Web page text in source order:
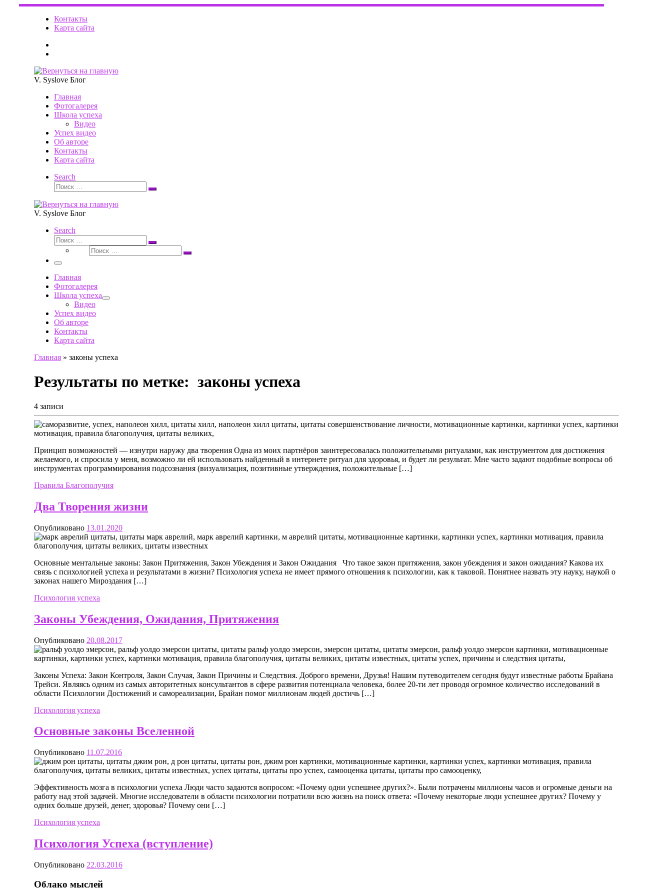
Перейти
содержимому
Контакты
Карта сайта
V. Syslove Блог
Главная
Фотогалерея
Школа успеха
Видео
Успех видео
Об авторе
Контакты
Карта сайта
Search
Поиск
Поиск
V. Syslove Блог
Search
Поиск
Поиск
Поиск
Поиск
Меню
Главная
Фотогалерея
Школа успеха
Видео
Успех видео
Об авторе
Контакты
Карта сайта
Главная » законы успеха
Результаты по метке: законы успеха
4 записи
Принцип возможностей — изнутри наружу два творения Одна из моих партнёров заинтересовалась положительными ритуалами, как инструментом для достижения
желаемого, и спросила у меня, возможно ли ей использовать найденный в интернете ритуал для здоровья, и будет ли результат. Мне часто задают подобные вопросы об
инструментах программирования подсознания (визуализация, позитивные утверждения, положительные […]
Правила Благополучия
Два Творения жизни
Опубликовано 13.01.2020
Основные ментальные законы: Закон Притяжения, Закон Убеждения и Закон Ожидания Что такое закон притяжения, закон убеждения и закон ожидания? Какова их
связь с психологией успеха и результатами в жизни? Психология успеха не имеет прямого отношения к психологии, как к таковой. Понятнее назвать эту науку, наукой о
законах нашего Мироздания […]
Психология успеха
Законы Убеждения, Ожидания, Притяжения
Опубликовано 20.08.2017
Законы Успеха: Закон Контроля, Закон Случая, Закон Причины и Следствия. Доброго времени, Друзья! Нашим путеводителем сегодня будут известные работы Брайана
Трейси. Являясь одним из самых авторитетных консультантов в сфере развития потенциала человека, более 20-ти лет проводя огромное количество исследований в
области Психологии Достижений и самореализации, Брайан помог миллионам людей достичь […]
Психология успеха
Основные законы Вселенной
Опубликовано 11.07.2016
Эффективность мозга в психологии успеха Люди часто задаются вопросом: «Почему одни успешнее других?». Были потрачены миллионы часов и огромные деньги на
работу над этой задачей. Многие исследователи в области психологии потратили всю жизнь на поиск ответа: «Почему некоторые люди успешнее других? Почему у
одних больше друзей, денег, здоровья? Почему они […]
Психология успеха
Психология Успеха (вступление)
Опубликовано 22.03.2016
Облако мыслей